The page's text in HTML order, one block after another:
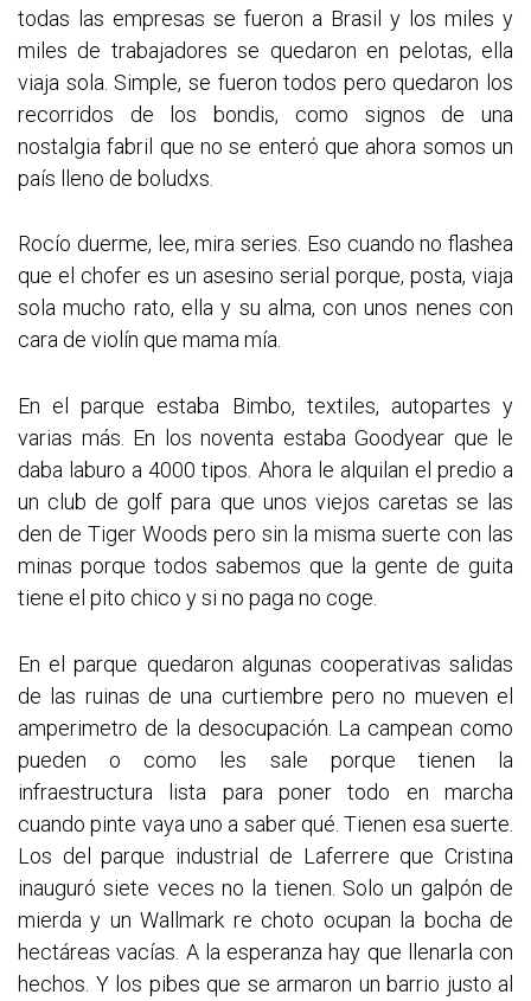
todas las empresas se fueron a Brasil y los miles y
miles de trabajadores se quedaron en pelotas, ella
viaja sola. Simple, se fueron todos pero quedaron los
recorridos de los bondis, como signos de una
nostalgia fabril que no se enteró que ahora somos un
país lleno de boludxs.
Rocío duerme, lee, mira series. Eso cuando no flashea
que el chofer es un asesino serial porque, posta, viaja
sola mucho rato, ella y su alma, con unos nenes con
cara de violín que mama mía.
En el parque estaba Bimbo, textiles, autopartes y
varias más. En los noventa estaba Goodyear que le
daba laburo a 4000 tipos. Ahora le alquilan el predio a
un club de golf para que unos viejos caretas se las
den de Tiger Woods pero sin la misma suerte con las
minas porque todos sabemos que la gente de guita
tiene el pito chico y si no paga no coge.
En el parque quedaron algunas cooperativas salidas
de las ruinas de una curtiembre pero no mueven el
amperimetro de la desocupación. La campean como
pueden o como les sale porque tienen la
infraestructura lista para poner todo en marcha
cuando pinte vaya uno a saber qué. Tienen esa suerte.
Los del parque industrial de Laferrere que Cristina
inauguró siete veces no la tienen. Solo un galpón de
mierda y un Wallmark re choto ocupan la bocha de
hectáreas vacías. A la esperanza hay que llenarla con
hechos. Y los pibes que se armaron un barrio justo al